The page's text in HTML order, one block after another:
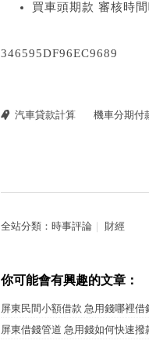
買車頭期款 審核時
346595DF96EC9689
汽車貸款計算 機車分期付
全站分類： 時事評論 財經
你可能會有興趣的文章：
屏東民間小額借款 急用錢哪裡借
屏東借錢管道 急用錢如何快速撥